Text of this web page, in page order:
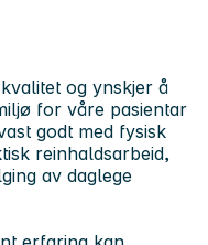
og ynskjer å
for våre pasientar
godt med fysisk
reinhaldsarbeid,
av daglege